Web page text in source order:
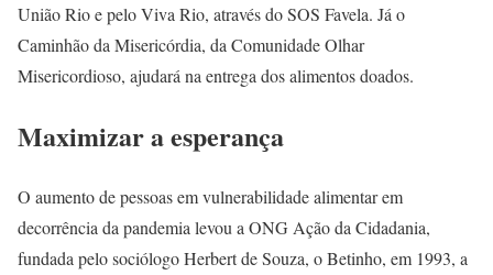
União Rio e pelo Viva Rio, através do SOS Favela. Já o
Caminhão da Misericórdia, da Comunidade Olhar
Misericordioso, ajudará na entrega dos alimentos doados.
Maximizar a esperança
O aumento de pessoas em vulnerabilidade alimentar em
decorrência da pandemia levou a ONG Ação da Cidadania,
fundada pelo sociólogo Herbert de Souza, o Betinho, em 1993, a